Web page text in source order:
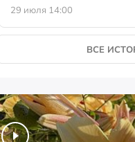
29 июля 14:00
ВСЕ